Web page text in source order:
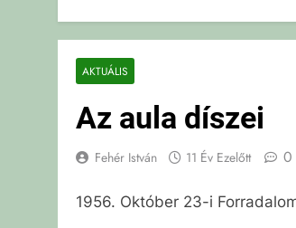
AKTUÁLIS
Az aula díszei
Fehér István 11 Év Ezelőtt 0
1956. Október 23-i